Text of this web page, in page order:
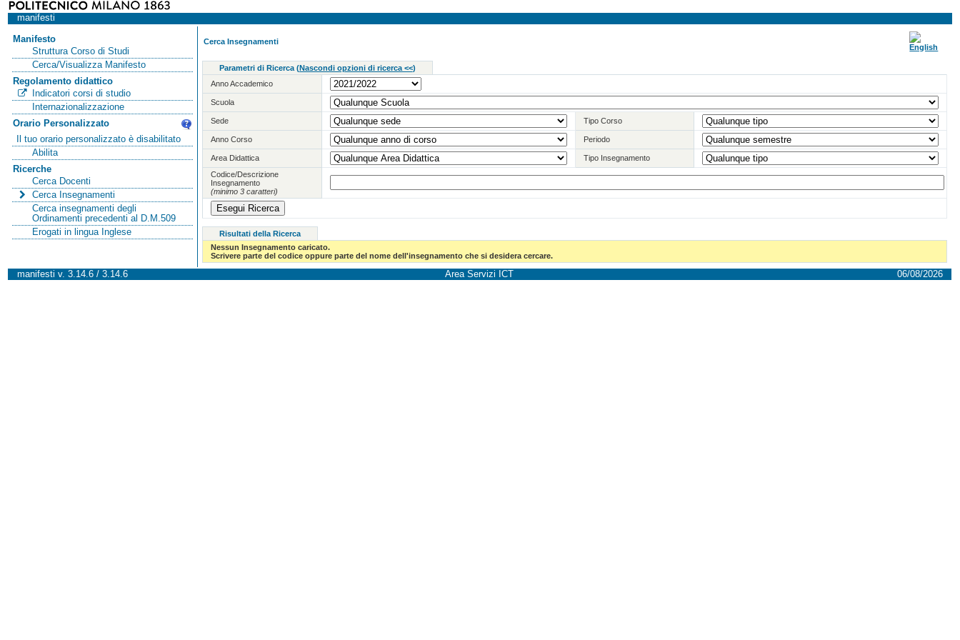
manifesti
Manifesto
Struttura Corso di Studi
Cerca/Visualizza Manifesto
Regolamento didattico
Indicatori corsi di studio
Internazionalizzazione
Orario Personalizzato
Il tuo orario personalizzato è disabilitato
Abilita
Ricerche
Cerca Docenti
Cerca Insegnamenti
Cerca insegnamenti degli
Ordinamenti precedenti al D.M.509
Erogati in lingua Inglese
Cerca Insegnamenti
Parametri di Ricerca (Nascondi opzioni di ricerca <<)
Anno Accademico
Scuola
Sede Tipo Corso
Anno Corso Periodo
Area Didattica
Tipo Insegnamento
Codice/Descrizione
Insegnamento
(minimo 3 caratteri)
Risultati della Ricerca
Nessun Insegnamento caricato.
Scrivere parte del codice oppure parte del nome dell'insegnamento che si desidera cercare.
manifesti v. 3.14.6 / 3.14.6 Area Servizi ICT 06/08/2026